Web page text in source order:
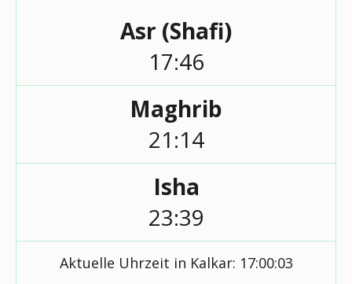
Asr (Shafi)
17:46
Maghrib
21:14
Isha
23:39
Aktuelle Uhrzeit in Kalkar: 17:00:03